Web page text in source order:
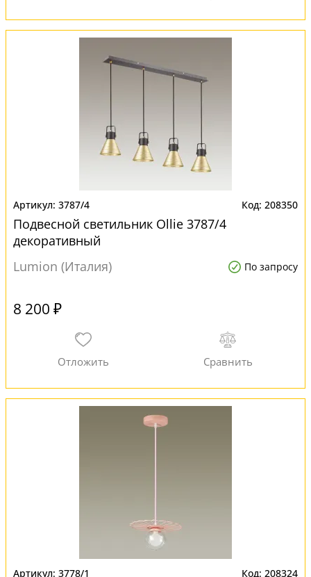
3787/4 208350
Подвесной светильник Ollie 3787/4
декоративный
Lumion (Италия)
По запросу
8 200 ₽
3778/1 208324